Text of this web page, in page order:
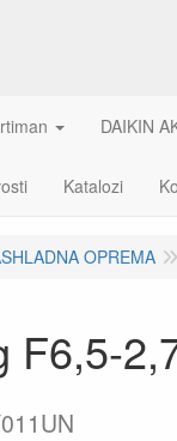
DAIKIN
Katalozi
OPREMA
F6,5-